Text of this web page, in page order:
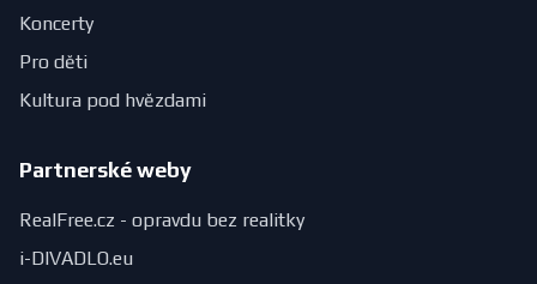
Koncerty
Pro děti
Kultura pod hvězdami
Partnerské weby
RealFree.cz - opravdu bez realitky
i-DIVADLO.eu